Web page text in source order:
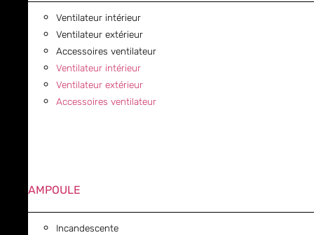
Ventilateur intérieur
Ventilateur extérieur
Accessoires ventilateur
Ventilateur intérieur
Ventilateur extérieur
Accessoires ventilateur
AMPOULE
Incandescente